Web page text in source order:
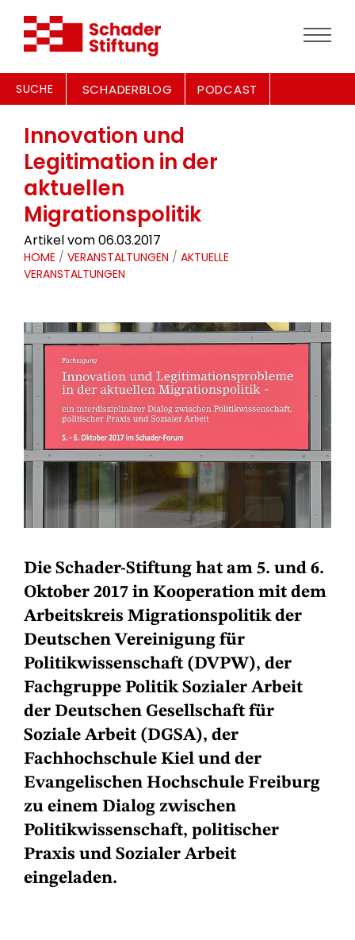
SUCHE SCHADERBLOG PODCAST
Innovation und
Legitimation in der
aktuellen
Migrationspolitik
Artikel vom 06.03.2017
HOME / VERANSTALTUNGEN / AKTUELLE
VERANSTALTUNGEN
Die Schader-Stiftung hat am 5. und 6.
Oktober 2017 in Kooperation mit dem
Arbeitskreis Migrationspolitik der
Deutschen Vereinigung für
Politikwissenschaft (DVPW), der
Fachgruppe Politik Sozialer Arbeit
der Deutschen Gesellschaft für
Soziale Arbeit (DGSA), der
Fachhochschule Kiel und der
Evangelischen Hochschule Freiburg
zu einem Dialog zwischen
Politikwissenschaft, politischer
Praxis und Sozialer Arbeit
eingeladen.